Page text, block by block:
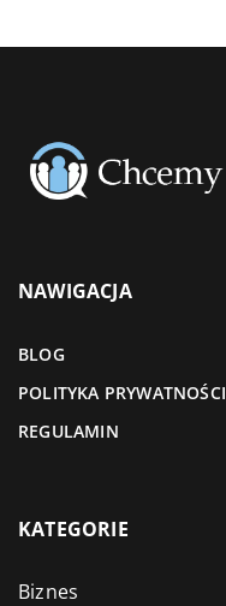
NAWIGACJA
BLOG
POLITYKA PRYWATNOŚCI
REGULAMIN
KATEGORIE
Biznes